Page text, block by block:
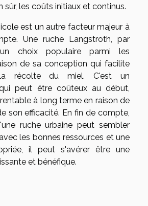
sûr, les coûts initiaux et continus.
est un autre facteur majeur à
Une ruche Langstroth, par
choix populaire parmi les
de sa conception qui facilite
récolte du miel. C'est un
peut être coûteux au début,
à long terme en raison de
son efficacité. En fin de compte,
ruche urbaine peut sembler
les bonnes ressources et une
il peut s'avérer être une
et bénéfique.